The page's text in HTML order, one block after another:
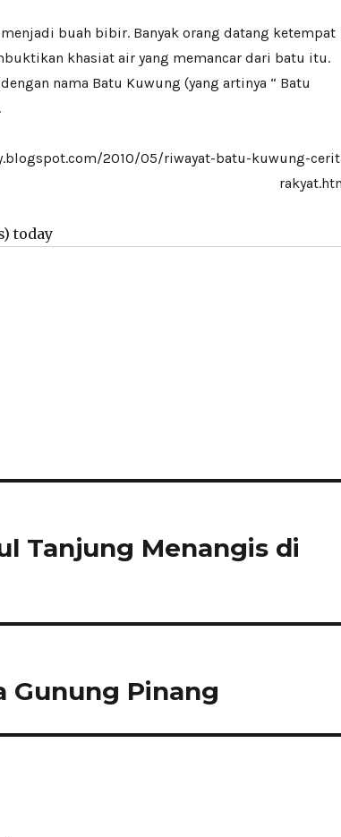
buah bibir. Banyak orang datang ketempat
khasiat air yang memancar dari batu itu.
nama Batu Kuwung (yang artinya “ Batu
2010/05/riwayat-batu-kuwung-
today
Tanjung Menangis di
Gunung Pinang